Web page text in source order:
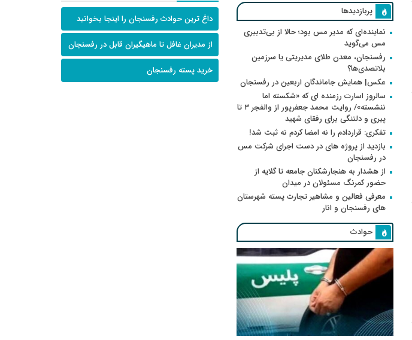
پربازدیدها
نماینده‌ای که مدیر مس بود؛ حالا از بی‌تدبیری
مس می‌گوید
رفسنجان، معدن طلای مدیریتی یا سرزمین
بلاتصدی‌ها؟
عکس| همایش جاماندگان اربعین در رفسنجان
سالروز اسارت رزمنده ای که «شکسته اما
ننشسته»/ روایت محمد جعفرپور از والفجر ۳ تا
پیری و دلتنگی برای رفقای شهید
تفکری: قراردادم را نه امضا کردم نه ثبت شد!
بازدید از پروژه های در دست اجرای شرکت مس
در رفسنجان
از هشدار به هنجارشکنان جامعه تا گلایه از
حضور کمرنگ مسئولان در میدان
معرفی فعالین و مشاهیر تجارت پسته شهرستان
های رفسنجان و انار
حوادث
داغ ترین حوادث رفسنجان را اینجا بخوانید
از مدیران غافل تا ماهیگیران قابل در رفسنجان
خرید پسته رفسنجان